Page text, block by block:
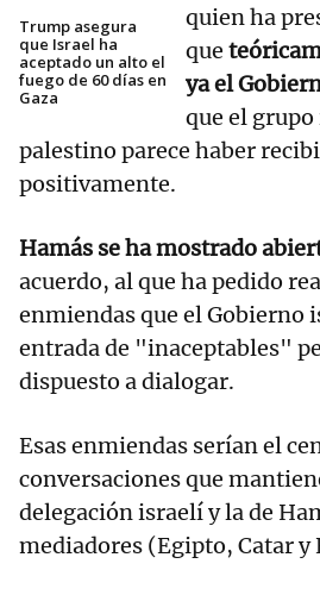
Trump asegura
que Israel ha
aceptado un alto el
fuego de 60 días en
Gaza
quien ha
que
ya el
que el
palestino parece haber
positivamente.
Hamás se ha mostrado
acuerdo, al que ha pedido
enmiendas que el Gobierno
entrada de "inaceptables"
dispuesto a dialogar.
Esas enmiendas serían el
conversaciones que
delegación israelí y la de
mediadores (Egipto, Catar y